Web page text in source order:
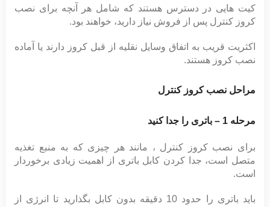
کیت هایی در دسترس هستند که شامل هر آنچه برای نصب
کروز کنترل پس از فروش نیاز دارید، خواهند بود.
اکثریت قریب به اتفاق وسایل نقلیه از قبل کروز دارند یا آماده
نصب کروز هستند.
مراحل نصب کروز کنترل
مرحله 1 – باتری را جدا کنید
برای نصب کروز کنترل ، مانند هر چیزی که به منبع تغذیه
متصل است، جدا کردن کابل باتری از اهمیت زیادی برخوردار
است.
باید باتری را حدود 10 دقیقه بدون کابل بگذارید تا انرژی از